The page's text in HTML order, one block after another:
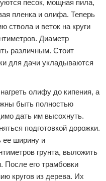
песок, мощная пила,
пленка и олифа. Теперь
ствола и веток на круги
Диаметр
различным. Стоит
для дачи укладываются
олифу до кипения, а
быть полностью
дать им высохнуть.
подготовкой дорожки.
ее ширину и
грунта, выложить
После его трамбовки
кругов из дерева. Их